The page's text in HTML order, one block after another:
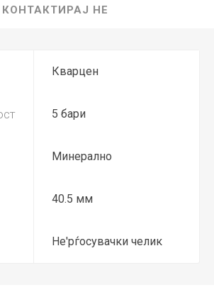
КОНТАКТИРАЈ НЕ
Кварцен
5 бари
Минерално
40.5 мм
Не'рѓосувачки челик